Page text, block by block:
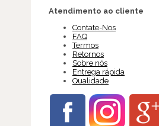
Atendimento ao cliente
Contate-Nos
FAQ
Termos
Retornos
Sobre nós
Entrega rápida
Qualidade